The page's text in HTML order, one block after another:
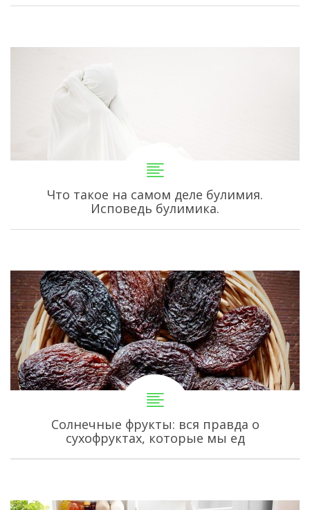
Что такое на самом деле булимия.
Исповедь булимика.
Солнечные фрукты: вся правда о
сухофруктах, которые мы ед